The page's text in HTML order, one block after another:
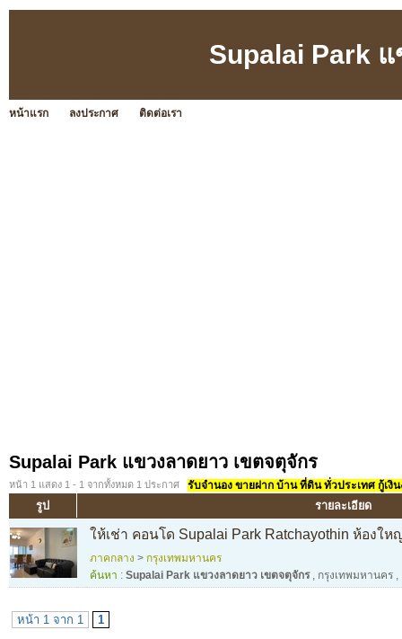
Supalai Park
หน้าแรก ลงประกาศ ติดต่อเรา
Supalai Park แขวงลาดยาว เขตจตุจักร
หน้า 1 แสดง 1 - 1 จากทั้งหมด 1 ประกาศ รับจำนอง ขายฝาก บ้าน ที่ดิน ทั่วประเทศ กู้เงิ
รูป รายละเอียด
ให้เช่า คอนโด Supalai Park Ratchayothin ห้องให
ภาคกลาง > กรุงเทพมหานคร
ค้นหา : Supalai Park แขวงลาดยาว เขตจตุจักร, กรุงเทพมหานคร ,
หน้า 1 จาก 1 1